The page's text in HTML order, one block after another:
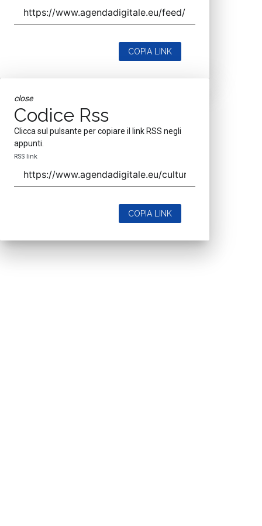
COPIA LINK
close
Codice Rss
Clicca sul pulsante per copiare il link RSS negli
appunti.
RSS link
COPIA LINK